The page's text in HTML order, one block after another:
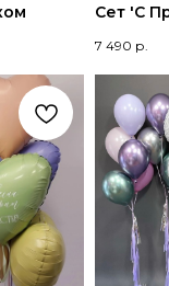
Сет 'С
7 490 р.
Новгород, Бор.
9-19:00
или для
с нами по
в соцсетях